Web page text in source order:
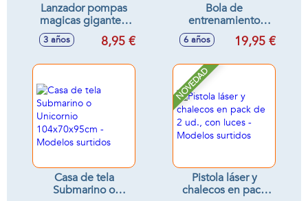
Lanzador pompas
magicas gigantes,
incluye botella con
líquido
3 años 8,95 €
Bola de
entrenamiento
Boxeo con guantes
y ventosa
6 años 19,95 €
Casa de tela
Submarino o
NOVEDAD
Pistola láser y
chalecos en pack